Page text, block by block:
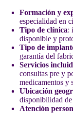
Formación y
especialidad en
Tipo de clínica:
disponible y
Tipo de
garantía del
Servicios
consultas pre y
medicamentos y
Ubicación
disponibilidad de
Atención